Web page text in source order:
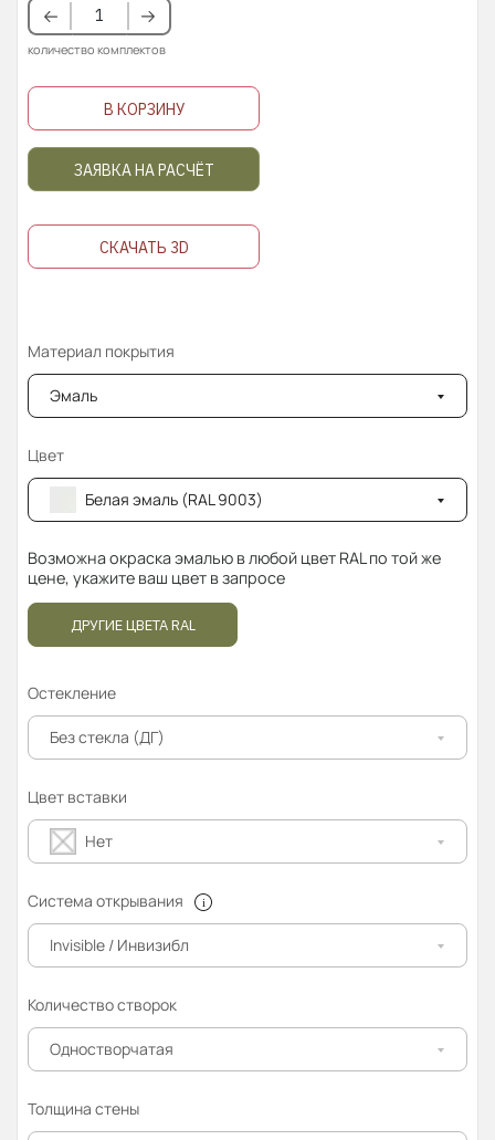
количество комплектов
В КОРЗИНУ
ЗАЯВКА НА РАСЧЁТ
СКАЧАТЬ 3D
Материал покрытия
Эмаль
Цвет
Белая эмаль (RAL 9003)
Возможна окраска эмалью в любой цвет RAL по той же
цене, укажите ваш цвет в запросе
ДРУГИЕ ЦВЕТА RAL
Остекление
Без стекла (ДГ)
Цвет вставки
Нет
Система открывания
Invisible / Инвизибл
Количество створок
Одностворчатая
Толщина стены